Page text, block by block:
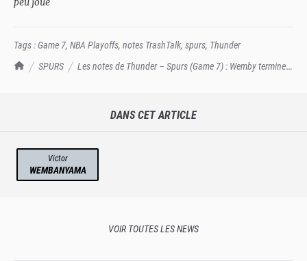
TrashTalk Actu NBA
SPURS
Les notes de Thunder – Spurs (Game 7) : Wemby termine
Tags :Game 7, NBA Playoffs, notes TrashTalk, spurs, Thunder
DANS CET ARTICLE
Victor
WEMBANYAMA
VOIR TOUTES LES NEWS